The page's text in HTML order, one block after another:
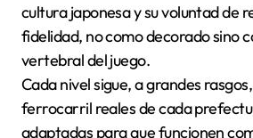
cultura japonesa y su voluntad de
fidelidad, no como decorado sino
vertebral del juego.
Cada nivel sigue, a grandes
ferrocarril reales de cada
adaptadas para que funcionen